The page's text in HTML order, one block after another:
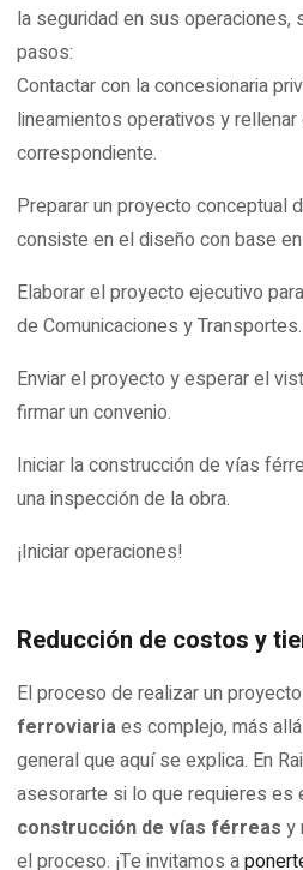
la seguridad en sus
pasos:
Contactar con la concesionaria
lineamientos operativos y
correspondiente.
Preparar un proyecto conceptual
consiste en el diseño con base
Elaborar el proyecto ejecutivo
de Comunicaciones y Transportes.
Enviar el proyecto y esperar el
firmar un convenio.
Iniciar la construcción de vías
una inspección de la obra.
¡Iniciar operaciones!
Reducción de costos y
El proceso de realizar un
ferroviariaes complejo, más
general que aquí se explica. En
asesorarte si lo que requieres es
construcción de vías férreas y
el proceso. ¡Te invitamos a